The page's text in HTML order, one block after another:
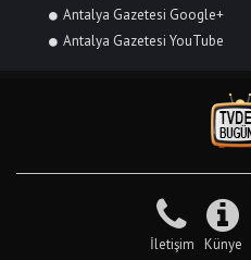
Antalya Gazetesi Google+
Antalya Gazetesi YouTube
İletişim Künye